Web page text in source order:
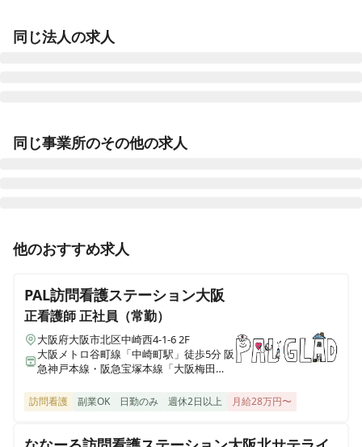
同じ法人の求人
大阪府大阪市淀川区十三東五丁目3-29
北大阪病院
加納総合病院
大阪府大阪市北区天神橋七丁目5-15
伏尾クリニック
同じ事業所のその他の求人
正看護師 正社員（常勤）
【福利厚生◎アクセス抜群◎未経験者歓迎◎残業5.2h◎
募集💡
他のおすすめ求人
PAL訪問看護ステーション大阪
正看護師正社員（常勤）
大阪府大阪市北区中崎西4-1-6 2F
大阪メトロ谷町線「中崎町駅」徒歩5分 阪
急神戸本線・阪急宝塚本線「大阪梅田
訪問看護 副業OK 日勤のみ 週休2日以上 月給28万円〜